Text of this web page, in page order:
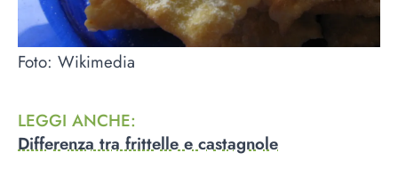
Foto: Wikimedia
LEGGI ANCHE:
Differenza tra frittelle e castagnole